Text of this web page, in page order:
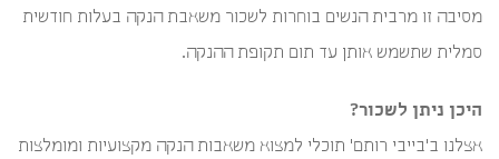
מסיבה זו מרבית הנשים בוחרות לשכור משאבת הנקה בעלות חודשית
סמלית שתשמש אותן עד תום תקופת ההנקה.
היכן ניתן לשכור?
אצלנו ב'בייבי רותם' תוכלי למצוא משאבות הנקה מקצועיות ומומלצות